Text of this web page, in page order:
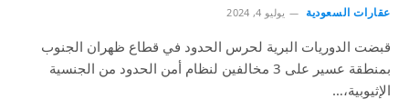
عقارات السعودية يوليو 4, 2024
قبضت الدوريات البرية لحرس الحدود في قطاع ظهران الجنوب
بمنطقة عسير على 3 مخالفين لنظام أمن الحدود من الجنسية
الإثيوبية،…